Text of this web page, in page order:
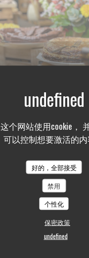
这个网站使用cookie，
可以控制想要激活的内
好的，全部接受
禁用
个性化
保密政策
undefined
地图和联系方